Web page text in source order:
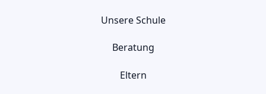
Unsere Schule
Beratung
Eltern